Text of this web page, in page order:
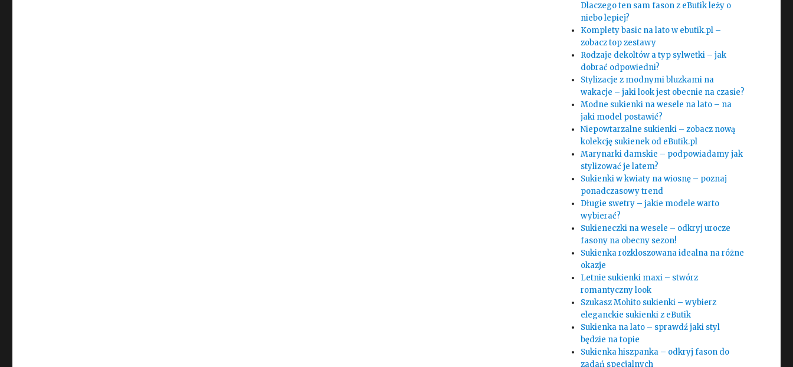
Dlaczego ten sam fason z eButik leży o
niebo lepiej?
Komplety basic na lato w ebutik.pl –
zobacz top zestawy
Rodzaje dekoltów a typ sylwetki – jak
dobrać odpowiedni?
Stylizacje z modnymi bluzkami na
wakacje – jaki look jest obecnie na czasie?
Modne sukienki na wesele na lato – na
jaki model postawić?
Niepowtarzalne sukienki – zobacz nową
kolekcję sukienek od eButik.pl
Marynarki damskie – podpowiadamy jak
stylizować je latem?
Sukienki w kwiaty na wiosnę – poznaj
ponadczasowy trend
Długie swetry – jakie modele warto
wybierać?
Sukieneczki na wesele – odkryj urocze
fasony na obecny sezon!
Sukienka rozkloszowana idealna na różne
okazje
Letnie sukienki maxi – stwórz
romantyczny look
Szukasz Mohito sukienki – wybierz
eleganckie sukienki z eButik
Sukienka na lato – sprawdź jaki styl
będzie na topie
Sukienka hiszpanka – odkryj fason do
zadań specjalnych